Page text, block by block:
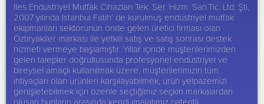
İles Endüstriyel Mutfak Cihazları Tek. Ser. Hizm. San.Tic. Ltd. Şti,
2007 yılında İstanbul Fatih’ de kurulmuş endüstriyel mutfak
ekipmanları sektörünün önde gelen üretici firması olan
Öztiryakilermarkası ile yetkili satış ve satış sonrası destek
hizmeti vermeye başlamıştır. Yıllar içinde müşterilerimizden
gelen talepler doğrultusunda profesyonel endüstriyel ve
bireysel amaçlı kullanılmak üzere, müşterilerimizin tüm
ihtiyaçları olan ürünleri karşılayabilmek, ürün yelpazemizi
genişletebilmek için özenle seçtiğimiz seçkin markalardan